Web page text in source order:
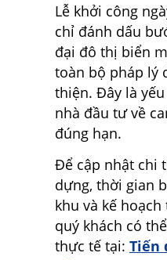
Lễ khởi công
chỉ đánh dấu
đại đô thị biển
toàn bộ pháp lý
thiện. Đây là
nhà đầu tư về
đúng hạn.
Để cập nhật chi
dựng, thời gian
khu và kế
quý khách có
thực tế tại: Tiến